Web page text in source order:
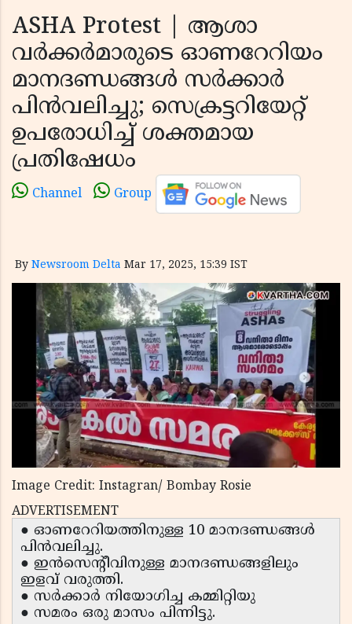
ASHA Protest | ആശാ
വർക്കർമാരുടെ ഓണറേറിയം
മാനദണ്ഡങ്ങൾ സർക്കാർ
പിൻവലിച്ചു; സെക്രട്ടറിയേറ്റ്
ഉപരോധിച്ച് ശക്തമായ
പ്രതിഷേധം
Channel Group
By Newsroom Delta Mar 17, 2025, 15:39 IST
Image Credit: Instagran/ Bombay Rosie
ADVERTISEMENT
● ഓണറേറിയത്തിനുള്ള 10 മാനദണ്ഡങ്ങൾ
പിൻവലിച്ചു.
● ഇൻസെന്റീവിനുള്ള മാനദണ്ഡങ്ങളിലും
ഇളവ് വരുത്തി.
● സർക്കാർ നിയോഗിച്ച കമ്മിറ്റിയു
● സമരം ഒരു മാസം പിന്നിട്ടു.